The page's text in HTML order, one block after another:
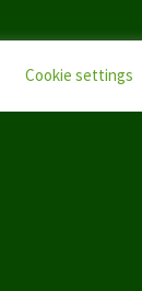
Cookie settings